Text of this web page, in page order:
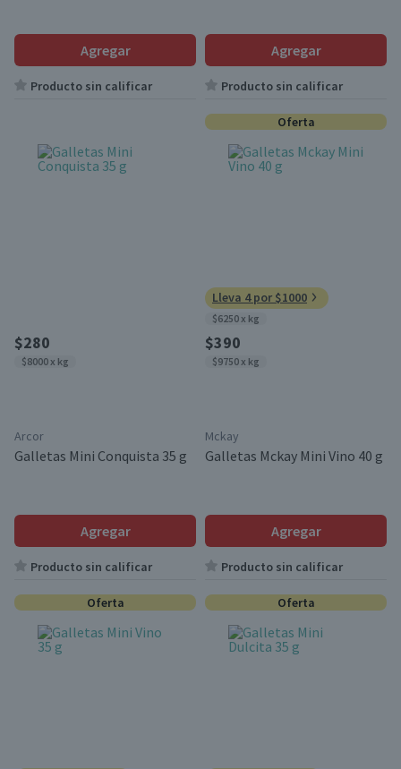
Agregar
Producto sin calificar
Agregar
Producto sin calificar
$280
$8000 x kg
Arcor
Galletas Mini Conquista 35 g
Agregar
Producto sin calificar
Oferta
Lleva 4 por $1000
$6250 x kg
$390
$9750 x kg
Mckay
Galletas Mckay Mini Vino 40 g
Agregar
Producto sin calificar
Oferta Oferta